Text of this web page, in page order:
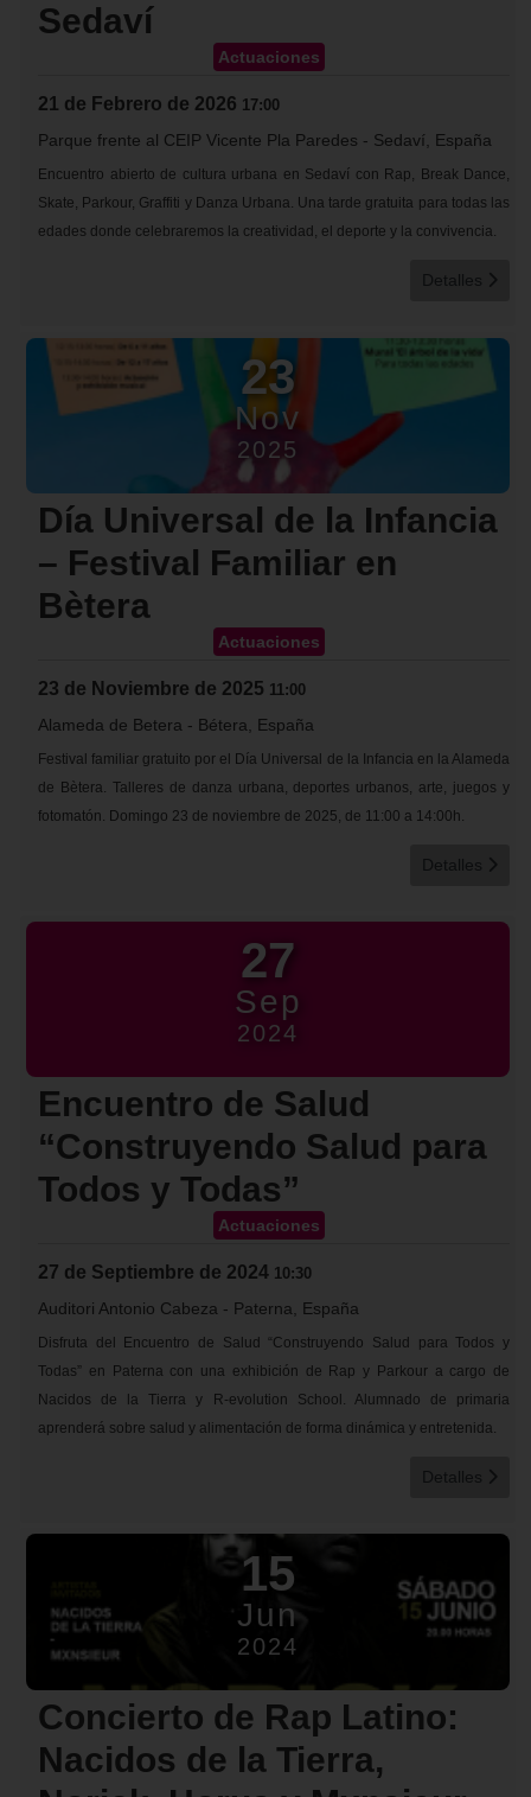
Sedaví
Actuaciones
21 de Febrero de 2026 17:00
Parque frente al CEIP Vicente Pla Paredes - Sedaví, España
Encuentro abierto de cultura urbana en Sedaví con Rap, Break Dance,
Skate, Parkour, Graffiti y Danza Urbana. Una tarde gratuita para todas las
edades donde celebraremos la creatividad, el deporte y la convivencia.
Detalles
23
Nov
2025
Día Universal de la Infancia
– Festival Familiar en
Bètera
Actuaciones
23 de Noviembre de 2025 11:00
Alameda de Betera - Bétera, España
Festival familiar gratuito por el Día Universal de la Infancia en la Alameda
de Bètera. Talleres de danza urbana, deportes urbanos, arte, juegos y
fotomatón. Domingo 23 de noviembre de 2025, de 11:00 a 14:00h.
Detalles
27
Sep
2024
Encuentro de Salud
“Construyendo Salud para
Todos y Todas”
Actuaciones
27 de Septiembre de 2024 10:30
Auditori Antonio Cabeza - Paterna, España
Disfruta del Encuentro de Salud “Construyendo Salud para Todos y
Todas” en Paterna con una exhibición de Rap y Parkour a cargo de
Nacidos de la Tierra y R-evolution School. Alumnado de primaria
aprenderá sobre salud y alimentación de forma dinámica y entretenida.
Detalles
15
Jun
2024
Concierto de Rap Latino:
Nacidos de la Tierra,